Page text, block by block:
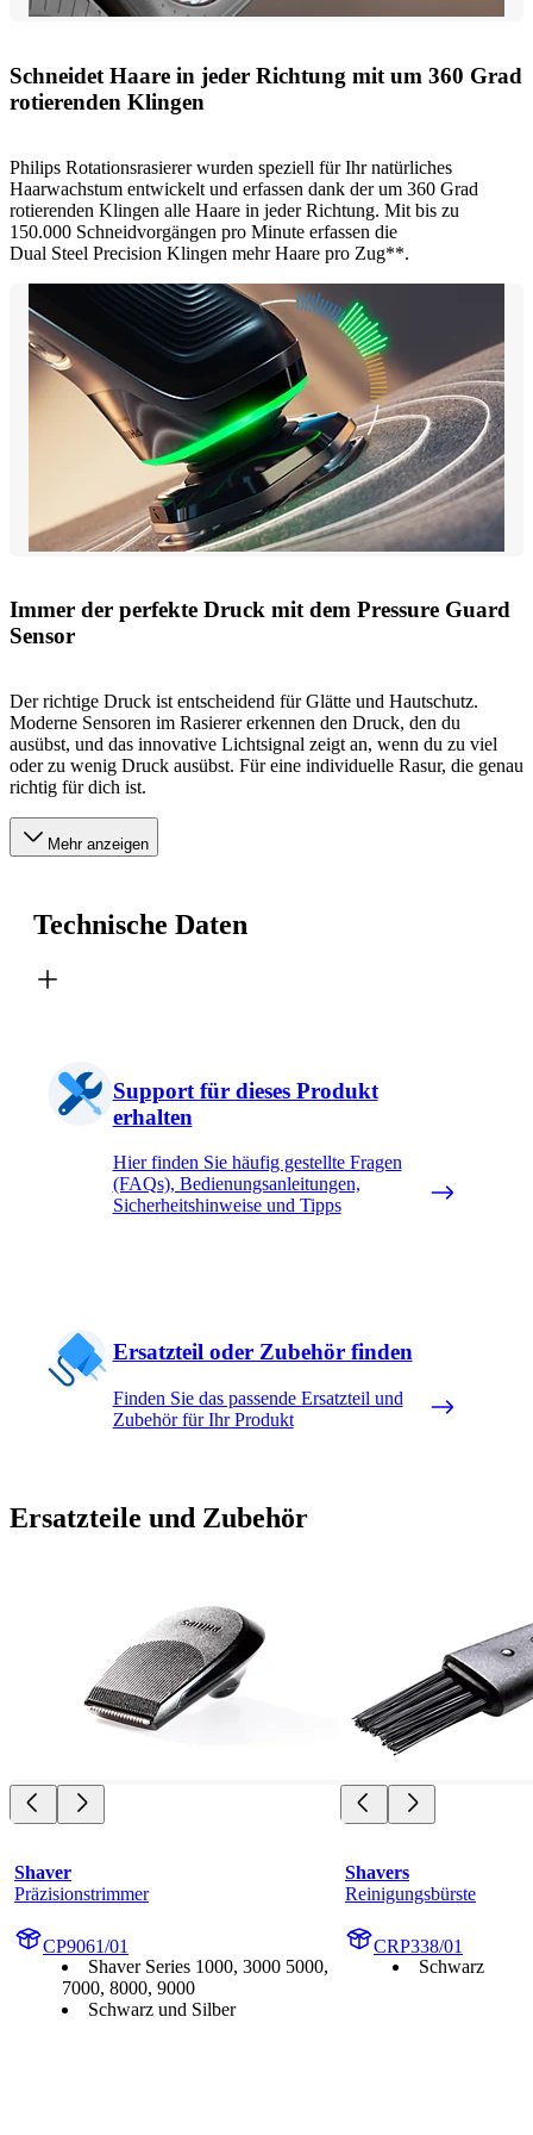
Schneidet Haare in jeder Richtung mit um 360 Grad
rotierenden Klingen
Philips Rotationsrasierer wurden speziell für Ihr natürliches
Haarwachstum entwickelt und erfassen dank der um 360 Grad
rotierenden Klingen alle Haare in jeder Richtung. Mit bis zu
150.000 Schneidvorgängen pro Minute erfassen die
Dual Steel Precision Klingen mehr Haare pro Zug**.
Immer der perfekte Druck mit dem Pressure Guard
Sensor
Der richtige Druck ist entscheidend für Glätte und Hautschutz.
Moderne Sensoren im Rasierer erkennen den Druck, den du
ausübst, und das innovative Lichtsignal zeigt an, wenn du zu viel
oder zu wenig Druck ausübst. Für eine individuelle Rasur, die genau
richtig für dich ist.
Mehr anzeigen
Technische Daten
Support für dieses Produkt
erhalten
Hier finden Sie häufig gestellte Fragen
(FAQs), Bedienungsanleitungen,
Sicherheitshinweise und Tipps
Ersatzteil oder Zubehör finden
Finden Sie das passende Ersatzteil und
Zubehör für Ihr Produkt
Ersatzteile und Zubehör
Shaver
Präzisionstrimmer
CP9061/01
Shaver Series 1000, 3000 5000,
7000, 8000, 9000
Schwarz und Silber
Shavers
Reinigungsbürste
CRP338/01
Schwarz